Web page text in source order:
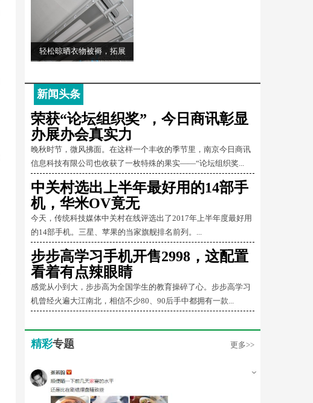
轻松晾晒衣物被褥，拓展
新闻头条
荣获“论坛组织奖”，今日商讯彰显
办展办会真实力
晚秋时节，微风拂面。在这样一个丰收的季节里，南京今日商讯
信息科技有限公司也收获了一枚特殊的果实——“论坛组织奖...
中关村选出上半年最好用的14部手
机，华米OV竟无
今天，传统科技媒体中关村在线评选出了2017年上半年度最好用
的14部手机。三星、苹果的当家旗舰排名前列。...
步步高学习手机开售2998，这配置
看着有点辣眼睛
感觉从小到大，步步高为全国学生的教育操碎了心。步步高学习
机曾经火遍大江南北，相信不少80、90后手中都拥有一款...
精彩专题 更多>>